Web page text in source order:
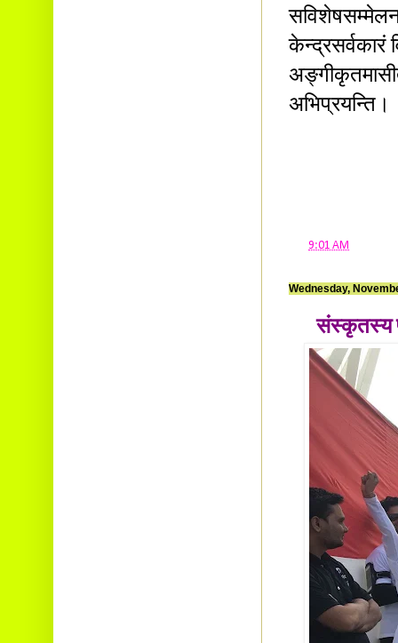
केन्द्रसर्वकारं
अभिप्रयन्ति।
9:01 AM
Wednesday,
संस्कृतस्य